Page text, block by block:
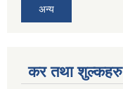
अन्य
कर तथा शुल्कहरु